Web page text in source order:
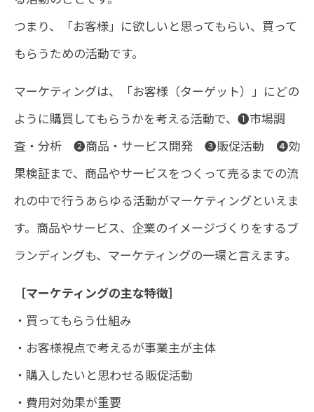
つまり、「お客様」に欲しいと思ってもらい、買って
もらうための活動です。
マーケティングは、「お客様（ターゲット）」にどの
ように購買してもらうかを考える活動で、❶市場調
査・分析 ❷商品・サービス開発 ❸販促活動 ❹効
果検証まで、商品やサービスをつくって売るまでの流
れの中で行うあらゆる活動がマーケティングといえま
す。商品やサービス、企業のイメージづくりをするブ
ランディングも、マーケティングの一環と言えます。
［マーケティングの主な特徴］
・買ってもらう仕組み
・お客様視点で考えるが事業主が主体
・購入したいと思わせる販促活動
・費用対効果が重要